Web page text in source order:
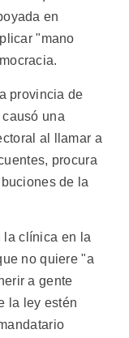
en
"mano
provincia de
una
al llamar a
procura
de la
la clínica en la
no quiere "a
a gente
la ley estén